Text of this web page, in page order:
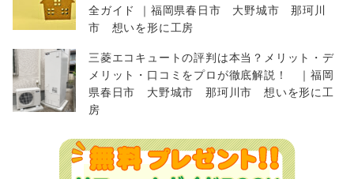
全ガイド ｜福岡県春日市 大野城市 那珂川
市 想いを形に工房
三菱エコキュートの評判は本当？メリット・デ
メリット・口コミをプロが徹底解説！ ｜福岡
県春日市 大野城市 那珂川市 想いを形に工
房